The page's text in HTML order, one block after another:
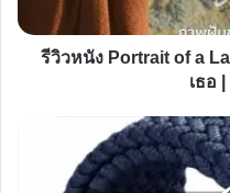
on
Fire
ภาพรีวิวหนัง Portrait of a
เธอ